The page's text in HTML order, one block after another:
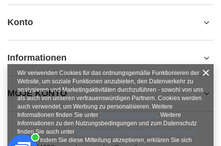
Konto
Informationen
MOJE KONTO
Wir verwenden Cookies für das ordnungsgemäße Funktionieren der
Website, um soziale Funktionen anzubieten, den Datenverkehr zu
analysieren und Marketingaktivitäten durchzuführen - sowohl von uns
als auch von unseren vertrauenswürdigen Partnern. Cookies werden
auch verwendet, um Werbung zu personalisieren. Weitere
Informationen finden Sie unter Datenschutzhinweise. Weitere
Informationen zu den Nutzungsbedingungen und zum Datenschutz
finden Sie auch unter Datenschutz und Nutzungsbedingungen von
Google. Indem Sie diese Mitteilung akzeptieren, erklären Sie sich